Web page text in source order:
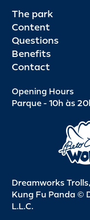
The park
Content
Questions
Benefits
Contact
Opening Hours
Parque - 10h às
Dreamworks
Kung Fu Panda ©
L.L.C.